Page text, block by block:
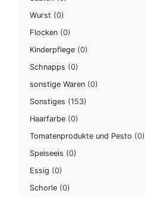
Wurst (0)
Flocken (0)
Kinderpflege (0)
Schnapps (0)
sonstige Waren (0)
Sonstiges (153)
Haarfarbe (0)
Tomatenprodukte und Pesto (0)
Speiseeis (0)
Essig (0)
Schorle (0)